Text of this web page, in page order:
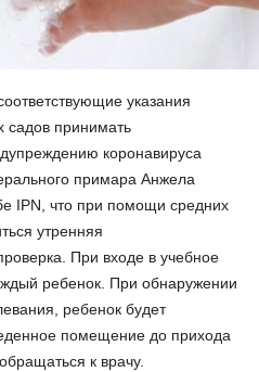
указания
садов принимать
коронавируса
примара Анжела
IPN, что при помощи средних
утренняя
При входе в учебное
ребенок. При обнаружении
ребенок будет
помещение до прихода
к врачу.